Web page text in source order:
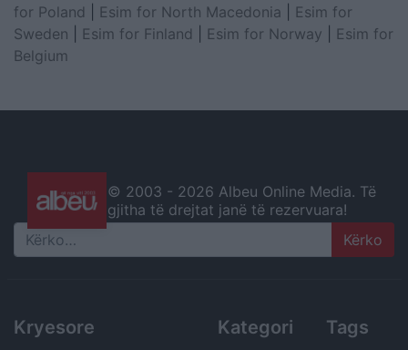
for Poland
Esim for North Macedonia
Esim for
Sweden
Esim for Finland Esim for Norway
Esim for
Belgium
© 2003 - 2026 Albeu Online Media. Të
gjitha të drejtat janë të rezervuara!
Search
Kryesore Kategori Tags